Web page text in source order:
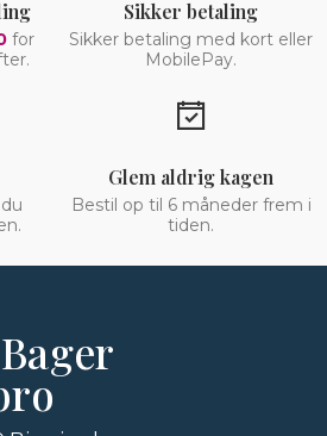
for
Sikker betaling
Sikker betaling med kort eller
MobilePay.
Glem aldrig kagen
Bestil op til 6 måneder frem i
tiden.